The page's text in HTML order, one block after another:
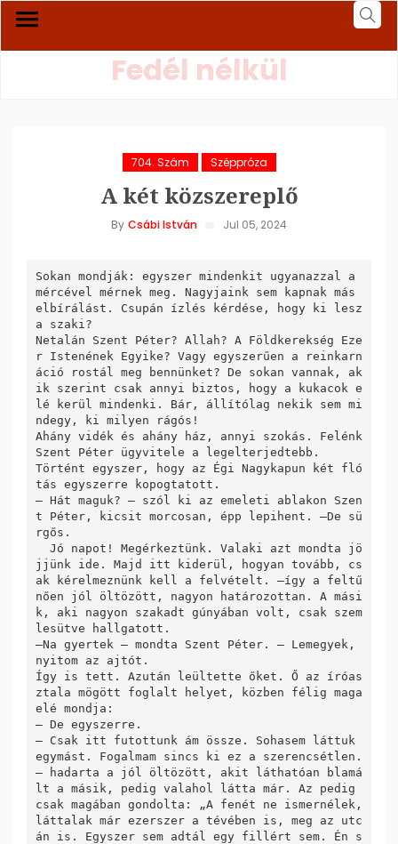
Fedél nélkül
704. Szám Széppróza
A két közszereplő
By Csábi István Jul 05, 2024
Sokan mondják: egyszer mindenkit ugyanazzal a
mércével mérnek meg. Nagyjaink sem kapnak más
elbírálást. Csupán ízlés kérdése, hogy ki lesz
a szaki?
Netalán Szent Péter? Allah? A Földkerekség Eze
r Istenének Egyike? Vagy egyszerűen a reinkarn
áció rostál meg bennünket? De sokan vannak, ak
ik szerint csak annyi biztos, hogy a kukacok e
lé kerül mindenki. Bár, állítólag nekik sem mi
ndegy, ki milyen rágós!
Ahány vidék és ahány ház, annyi szokás. Felénk
Szent Péter ügyvitele a legelterjedtebb.
Történt egyszer, hogy az Égi Nagykapun két fló
tás egyszerre kopogtatott.
– Hát maguk? – szól ki az emeleti ablakon Szen
t Péter, kicsit morcosan, épp lepihent. –De sü
rgős.
jjünk ide. Majd itt kiderül, hogyan tovább, cs
ak kérelmeznünk kell a felvételt. –így a feltű
nően jól öltözött, nagyon határozottan. A mási
k, aki nagyon szakadt gúnyában volt, csak szem
lesütve hallgatott.
–Na gyertek – mondta Szent Péter. – Lemegyek,
nyitom az ajtót.
Így is tett. Azután leültette őket. Ő az íróas
ztala mögött foglalt helyet, közben félig maga
elé mondja:
– De egyszerre.
– Csak itt futottunk ám össze. Sohasem láttuk
egymást. Fogalmam sincs ki ez a szerencsétlen.
– hadarta a jól öltözött, akit láthatóan blamá
lt a másik, pedig valahol látta már. Az pedig
csak magában gondolta: „A fenét ne ismernélek,
láttalak már ezerszer a tévében is, meg az utc
án is. Egyszer sem adtál egy fillért sem. Én s